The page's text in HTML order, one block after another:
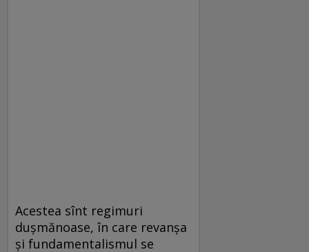
Acestea sînt regimuri
duşmănoase, în care revanşa
şi fundamentalismul se